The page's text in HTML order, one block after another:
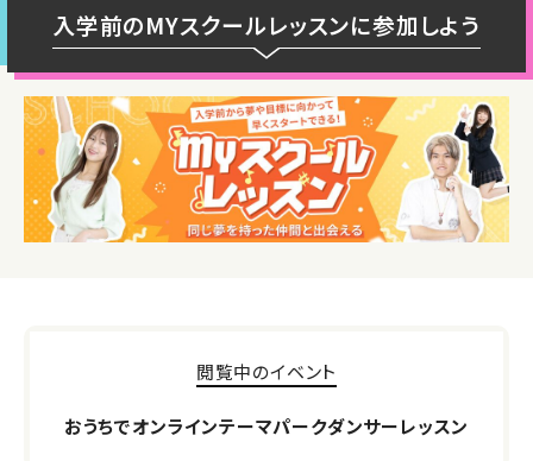
入学前のMYスクールレッスンに参加しよう
閲覧中のイベント
おうちでオンラインテーマパークダンサーレッスン